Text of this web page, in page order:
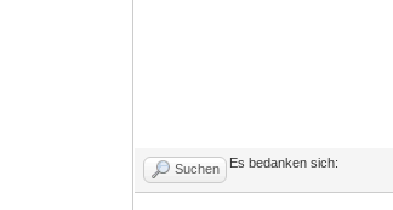
Suchen Es bedanken sich: